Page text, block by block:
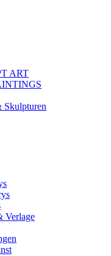
ART
Skulpturen
Verlage